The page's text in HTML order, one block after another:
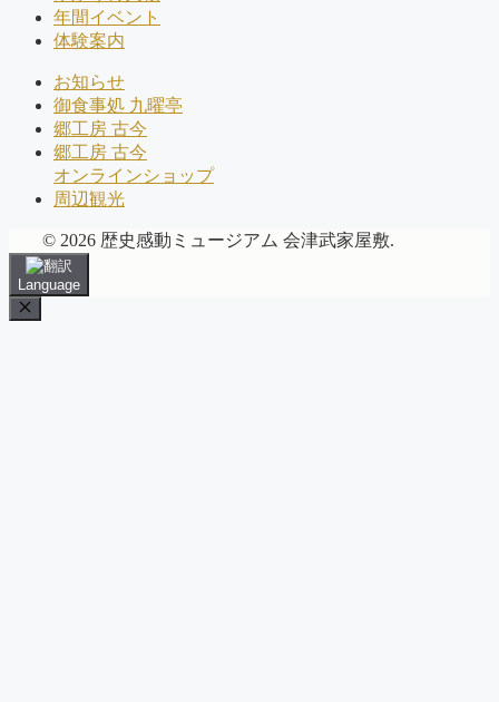
年間イベント
体験案内
お知らせ
御食事処 九曜亭
郷工房 古今
郷工房 古今
オンラインショップ
周辺観光
© 2026 歴史感動ミュージアム 会津武家屋敷.
Language
Close